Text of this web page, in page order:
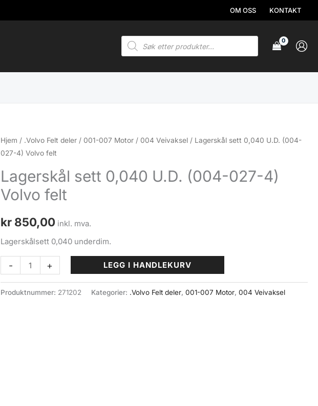
OM OSS KONTAKT
Products
search
Hjem / .Volvo Felt deler / 001-007 Motor / 004 Veivaksel / Lagerskål sett 0,040 U.D. (004-
027-4) Volvo felt
Lagerskål sett 0,040 U.D. (004-027-4)
Volvo felt
kr 850,00 inkl. mva.
Lagerskålsett 0,040 underdim.
-
Lagerskål
sett
0,040
+ LEGG I HANDLEKURV
Produktnummer: 271202 Kategorier: .Volvo Felt deler,001-007 Motor,004 Veivaksel